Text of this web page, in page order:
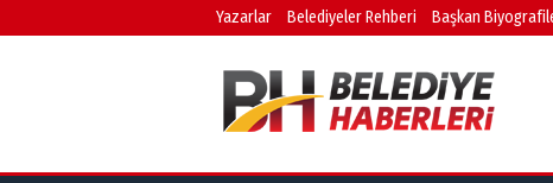
Yazarlar Belediyeler Rehberi Başkan